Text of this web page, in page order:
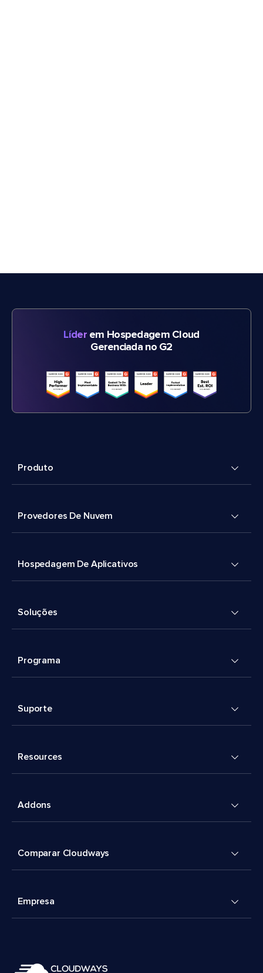
Líderem Hospedagem Cloud
Gerenciada no G2
Produto
Provedores De Nuvem
Hospedagem De Aplicativos
Soluções
Programa
Suporte
Resources
Addons
Comparar Cloudways
Empresa